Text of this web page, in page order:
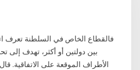
فالقطاع الخاص في السلطنة تعرف
بين دولتين أو أكثر، تهدف إلى
الأطراف الموقعة على الاتفاقية.